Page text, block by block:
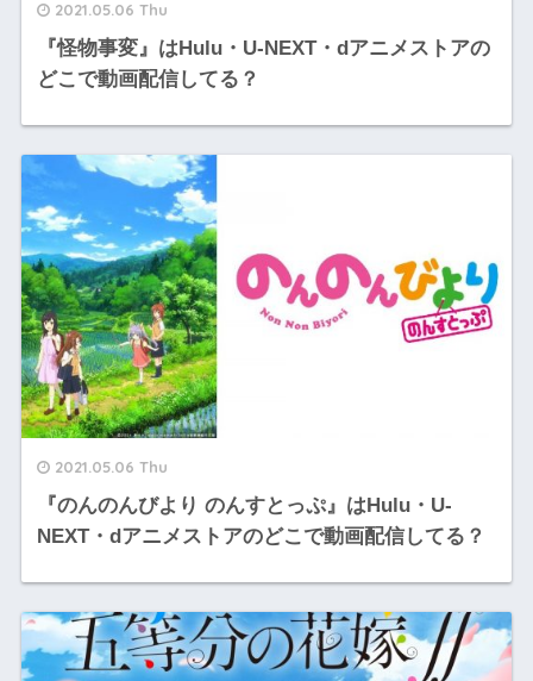
2021.05.06 Thu
『怪物事変』はHulu・U-NEXT・dアニメストアの
どこで動画配信してる？
2021.05.06 Thu
『のんのんびより のんすとっぷ』はHulu・U-
NEXT・dアニメストアのどこで動画配信してる？